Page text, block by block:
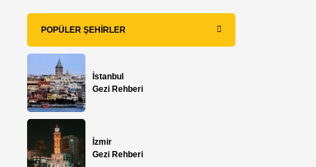
POPÜLER ŞEHIRLER
İstanbul
Gezi Rehberi
İzmir
Gezi Rehberi